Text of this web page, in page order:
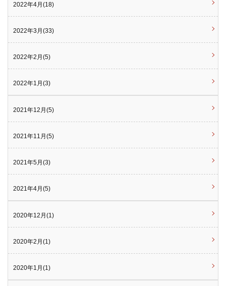
2022年4月(18)
2022年3月(33)
2022年2月(5)
2022年1月(3)
2021年12月(5)
2021年11月(5)
2021年5月(3)
2021年4月(5)
2020年12月(1)
2020年2月(1)
2020年1月(1)